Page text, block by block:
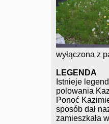
wyłączona z
LEGENDA
Istnieje
polowania
Ponoć
sposób dał
zamieszkała